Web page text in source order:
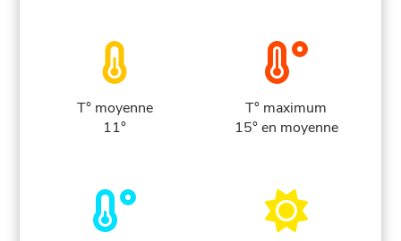
T° moyenne
11°
T° maximum
15° en moyenne